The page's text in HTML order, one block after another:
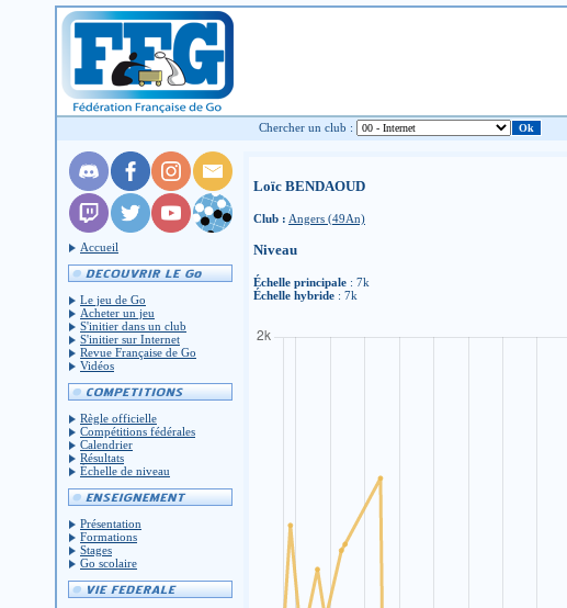
Chercher un club :
Accueil
Le jeu de Go
Acheter un jeu
S'initier dans un club
S'initier sur Internet
Revue Française de Go
Vidéos
Règle officielle
Compétitions fédérales
Calendrier
Résultats
Échelle de niveau
Présentation
Formations
Stages
Go scolaire
Loïc BENDAOUD
Club : Angers (49An)
Niveau
Échelle principale : 7k
Échelle hybride : 7k